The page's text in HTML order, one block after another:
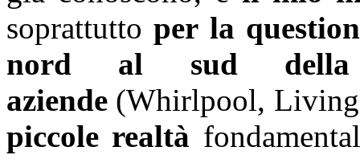
soprattuttoper la
nord al sud della
aziende (Whirlpool,
piccole realtà